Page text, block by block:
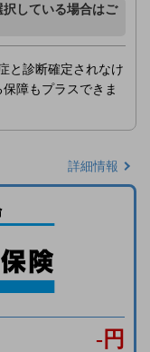
している場合はご
と診断確定されなけ
障もプラスできま
詳細情報
- 円